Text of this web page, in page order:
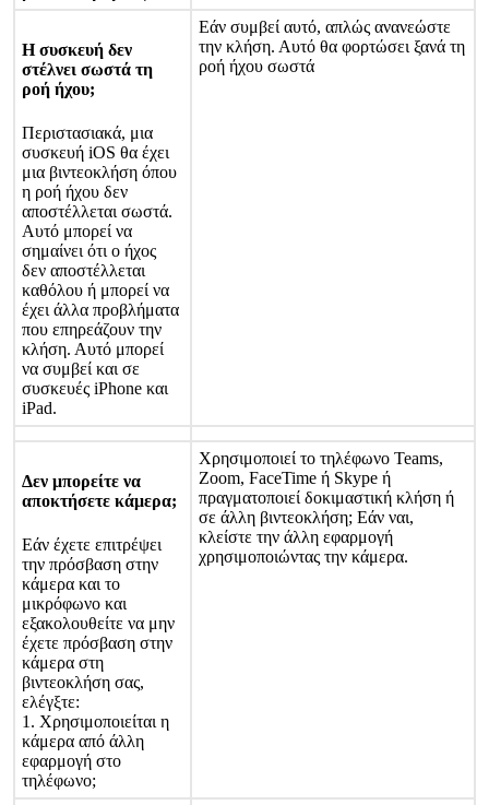
Η συσκευή δεν
στέλνει σωστά τη
ροή ήχου;
Περιστασιακά, μια
συσκευή iOS θα έχει
μια βιντεοκλήση όπου
η ροή ήχου δεν
αποστέλλεται σωστά.
Αυτό μπορεί να
σημαίνει ότι ο ήχος
δεν αποστέλλεται
καθόλου ή μπορεί να
έχει άλλα προβλήματα
που επηρεάζουν την
κλήση. Αυτό μπορεί
να συμβεί και σε
συσκευές iPhone και
iPad.
Εάν συμβεί αυτό, απλώς ανανεώστε
την κλήση. Αυτό θα φορτώσει ξανά τη
ροή ήχου σωστά
Δεν μπορείτε να
αποκτήσετε κάμερα;
Εάν έχετε επιτρέψει
την πρόσβαση στην
κάμερα και το
μικρόφωνο και
εξακολουθείτε να μην
έχετε πρόσβαση στην
κάμερα στη
βιντεοκλήση σας,
ελέγξτε:
1 . Χρησιμοποιείται η
κάμερα από άλλη
εφαρμογή στο
τηλέφωνο;
Χρησιμοποιεί το τηλέφωνο Teams,
Zoom, FaceTime ή Skype ή
πραγματοποιεί δοκιμαστική κλήση ή
σε άλλη βιντεοκλήση; Εάν ναι,
κλείστε την άλλη εφαρμογή
χρησιμοποιώντας την κάμερα.